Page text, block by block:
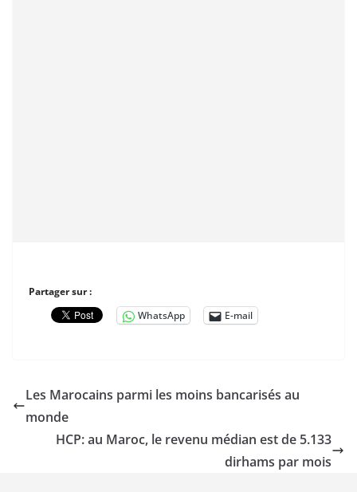
Partager sur :
WhatsApp
E-mail
Les Marocains parmi les moins bancarisés au
monde
HCP: au Maroc, le revenu médian est de 5.133
dirhams par mois